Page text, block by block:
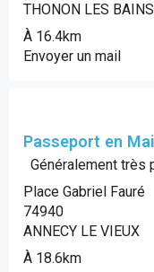
THONON LES BAINS
À 16.4km
Envoyer un mail
Passeport en
Généralement très
Place Gabriel Fauré
74940
ANNECY LE VIEUX
À 18.6km